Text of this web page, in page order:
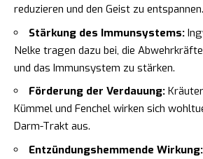
reduzieren und den Geist zu entspannen.
Stärkung des Immunsystems:
Nelke tragen dazu bei, die
und das Immunsystem zu stärken.
Förderung der Verdauung:
Kümmel und Fenchel wirken sich
Darm-Trakt aus.
Entzündungshemmende Wirkung: